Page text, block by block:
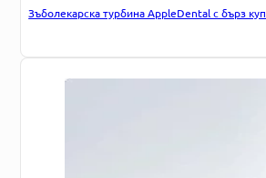
Зъболекарска турбина AppleDental с бърз